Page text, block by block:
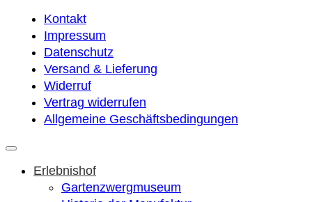
Kontakt
Impressum
Datenschutz
Versand & Lieferung
Widerruf
Vertrag widerrufen
Allgemeine Geschäftsbedingungen
Erlebnishof
Gartenzwergmuseum